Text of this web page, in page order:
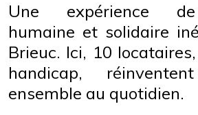
Une expérience
humaine et solidaire
Brieuc. Ici, 10
handicap,
ensemble au quotidien.